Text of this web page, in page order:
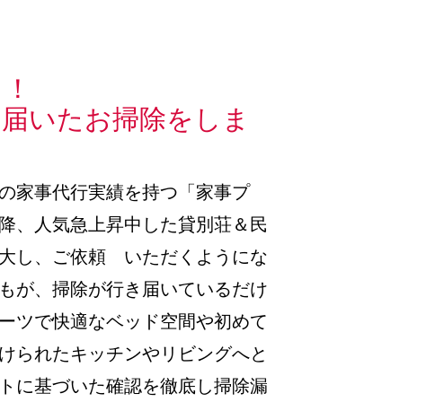
いたお掃除をしま
家事代行実績を持つ「家事プ
、人気急上昇中した貸別荘＆民
し、ご依頼 いただくようにな
が、掃除が行き届いているだけ
ツで快適なベッド空間や初めて
られたキッチンやリビングへと
に基づいた確認を徹底し掃除漏